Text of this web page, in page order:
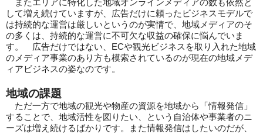
またエリアに特化した地域オンラインメディアの数も依然と
して増え続けていますが、広告だけに頼ったビジネスモデルで
は持続的な運営は厳しいというのが実情で、地域メディアのそ
の多くは、持続的な運営に不可欠な収益の確保に悩んでいま
す。 広告だけではない、ECや観光ビジネスを取り入れた地域
のメディア事業のあり方も模索されているのが現在の地域メデ
ィアビジネスの姿なのです。
地域の課題
ただ一方で地域の観光や物産の資源を地域から「情報発信」
することで、地域活性を図りたい、という自治体や事業者のニ
ーズは増え続けるばかりです。また情報発信はしたいのだが、